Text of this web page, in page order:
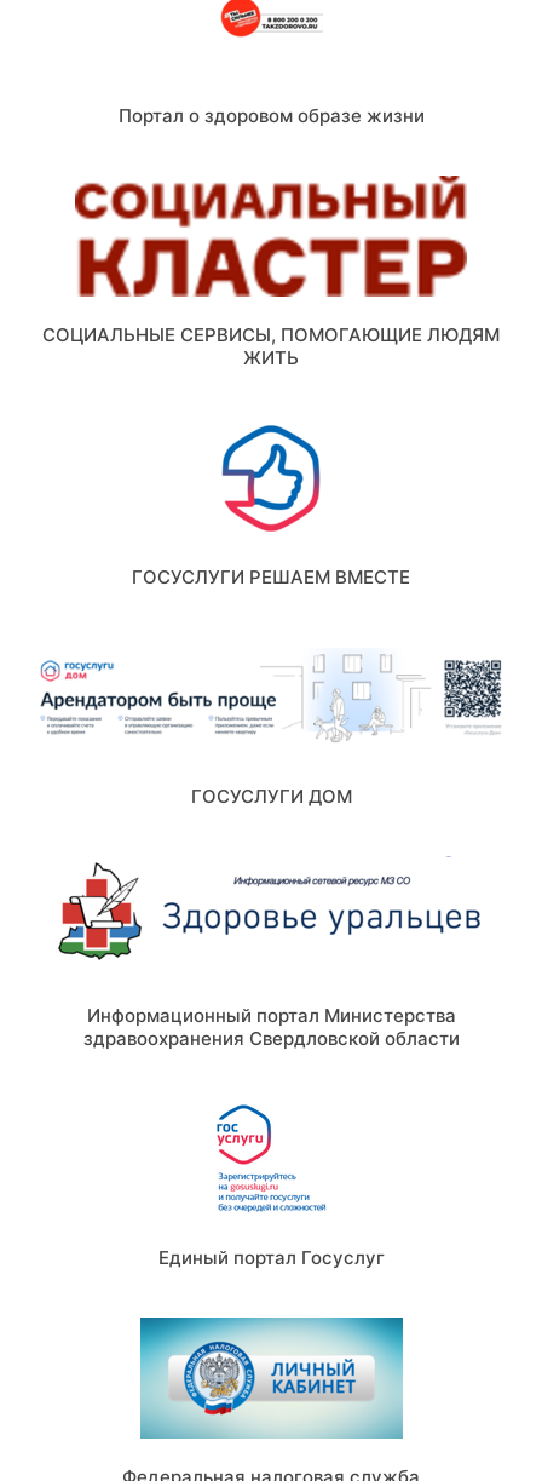
Портал о здоровом образе жизни
СОЦИАЛЬНЫЕ СЕРВИСЫ, ПОМОГАЮЩИЕ ЛЮДЯМ
ЖИТЬ
ГОСУСЛУГИ РЕШАЕМ ВМЕСТЕ
ГОСУСЛУГИ ДОМ
Информационный портал Министерства
здравоохранения Свердловской области
Единый портал Госуслуг